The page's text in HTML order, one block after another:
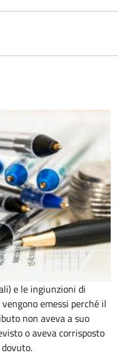
e le ingiunzioni di
emessi perché il
non aveva a suo
o aveva corrisposto